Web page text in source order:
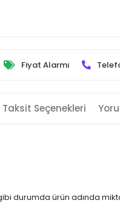
Fiyat Alarmı
Taksit Seçenekleri
durumda ürün adında